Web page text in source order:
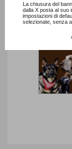
La chiusura del
dalla X posta al suo
impostazioni di
selezionate, senza